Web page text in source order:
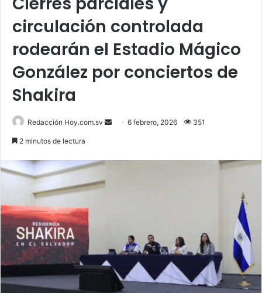
circulación controlada
rodearán el Estadio Mágico
González por conciertos de
Shakira
Redacción Hoy.com.sv
Send6 febrero, 2026 351
2 minutos de lectura